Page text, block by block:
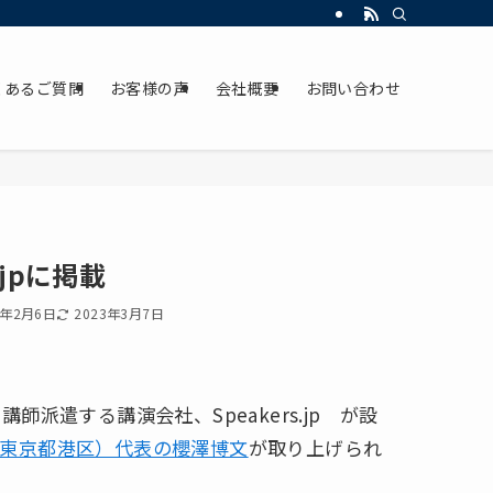
あるご質問 お客様の声 会社概要 お問い合わせ
に掲載
2月6日 2023年3月7日
講師派遣する講演会社、Speakers.jp が設
京都港区）代表の櫻澤博文が取り上げられ